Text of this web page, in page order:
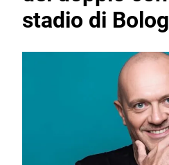
stadio di